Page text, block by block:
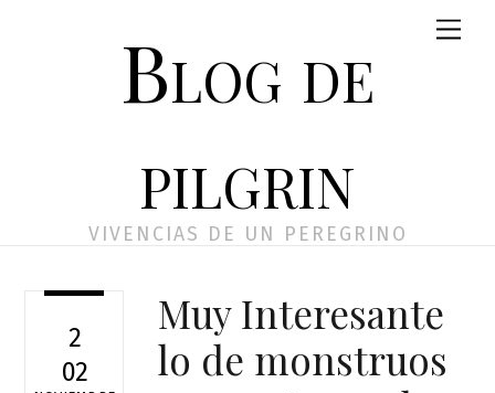
Blog de
pilgrin
VIVENCIAS DE UN PEREGRINO
2
02
Muy Interesante
lo de monstruos